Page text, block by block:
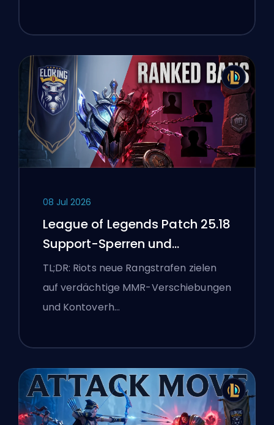
08 Jul 2026
League of Legends Patch 25.18
Support-Sperren und
Boosting-Flaggen
TL;DR: Riots neue Rangstrafen zielen
auf verdächtige MMR-Verschiebungen
und Kontoverh…